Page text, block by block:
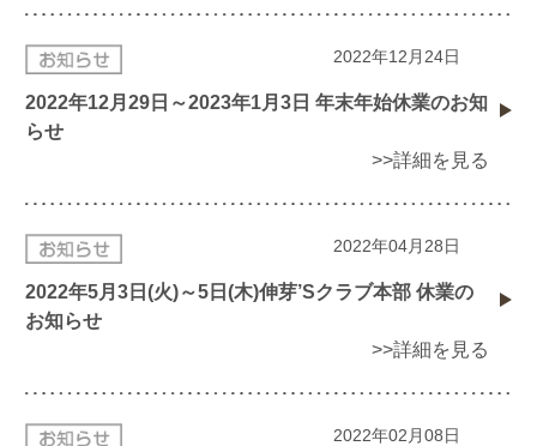
2022年12月24日
2022年12月29日～2023年1月3日 年末年始休業のお知
らせ
>>詳細を見る
2022年04月28日
2022年5月3日(火)～5日(木)伸芽’Sクラブ本部 休業の
お知らせ
>>詳細を見る
2022年02月08日